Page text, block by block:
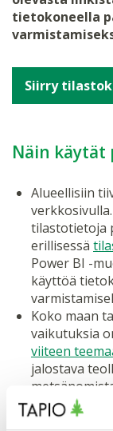
tietokoneella
Siirry
Näin käytät
Alueellisiin
tilastotietoja
erillisessä
Power BI -
käyttöä
Koko maan
vaikutuksia
viiteen
jalostava